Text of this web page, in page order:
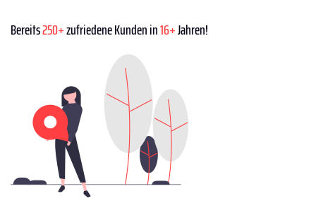
Bereits250+zufriedene Kunden in16+Jahren!